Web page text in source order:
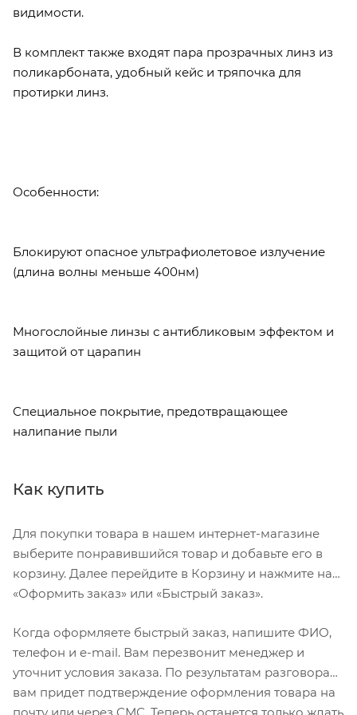
видимости.
В комплект также входят пара прозрачных линз из
поликарбоната, удобный кейс и тряпочка для
протирки линз.
Особенности:
Блокируют опасное ультрафиолетовое излучение
(длина волны меньше 400нм)
Многослойные линзы с антибликовым эффектом и
защитой от царапин
Специальное покрытие, предотвращающее
налипание пыли
Как купить
Для покупки товара в нашем интернет-магазине
выберите понравившийся товар и добавьте его в
корзину. Далее перейдите в Корзину и нажмите на
«Оформить заказ» или «Быстрый заказ».
Когда оформляете быстрый заказ, напишите ФИО,
телефон и e-mail. Вам перезвонит менеджер и
уточнит условия заказа. По результатам разговора
вам придет подтверждение оформления товара на